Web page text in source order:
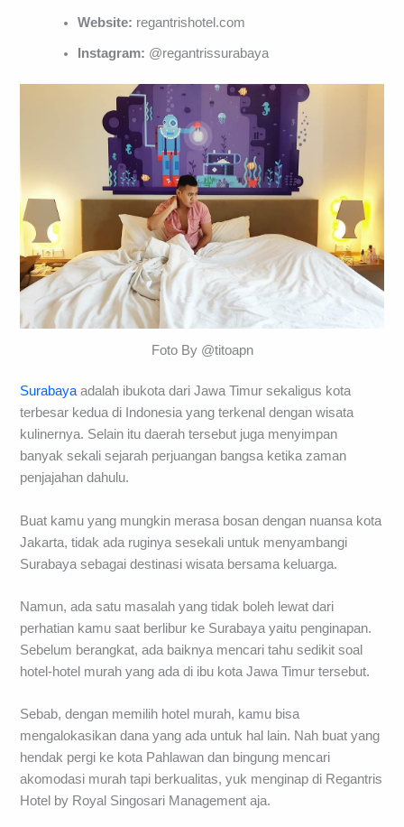
Website: regantrishotel.com
Instagram: @regantrissurabaya
Foto By @titoapn
Surabayaadalah ibukota dari Jawa Timur sekaligus kota
terbesar kedua di Indonesia yang terkenal dengan wisata
kulinernya. Selain itu daerah tersebut juga menyimpan
banyak sekali sejarah perjuangan bangsa ketika zaman
penjajahan dahulu.
Buat kamu yang mungkin merasa bosan dengan nuansa kota
Jakarta, tidak ada ruginya sesekali untuk menyambangi
Surabaya sebagai destinasi wisata bersama keluarga.
Namun, ada satu masalah yang tidak boleh lewat dari
perhatian kamu saat berlibur ke Surabaya yaitu penginapan.
Sebelum berangkat, ada baiknya mencari tahu sedikit soal
hotel-hotel murah yang ada di ibu kota Jawa Timur tersebut.
Sebab, dengan memilih hotel murah, kamu bisa
mengalokasikan dana yang ada untuk hal lain. Nah buat yang
hendak pergi ke kota Pahlawan dan bingung mencari
akomodasi murah tapi berkualitas, yuk menginap di Regantris
Hotel by Royal Singosari Management aja.